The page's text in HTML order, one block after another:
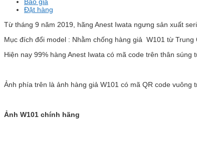
Đặt hàng
Từ tháng 9 năm 2019, hãng Anest Iwata ngưng sản xuất
Mục đích đổi model : Nhằm chống hàng giả W101 từ Trung
Hiện nay 99% hàng Anest Iwata có mã code trên thân súng
Ảnh phía trên là ảnh hàng giả W101 có mã QR code vuông
Ảnh W101 chính hãng